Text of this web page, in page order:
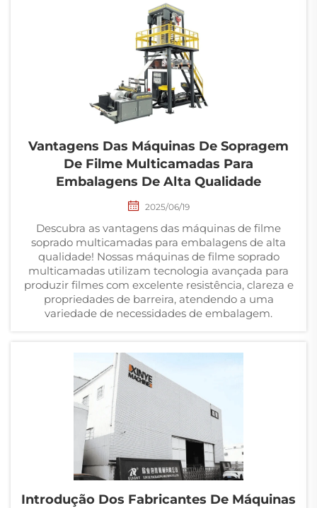
Vantagens Das Máquinas De Sopragem
De Filme Multicamadas Para
Embalagens De Alta Qualidade
2025/06/19
Descubra as vantagens das máquinas de filme
soprado multicamadas para embalagens de alta
qualidade! Nossas máquinas de filme soprado
multicamadas utilizam tecnologia avançada para
produzir filmes com excelente resistência, clareza e
propriedades de barreira, atendendo a uma
variedade de necessidades de embalagem.
Introdução Dos Fabricantes De Máquinas